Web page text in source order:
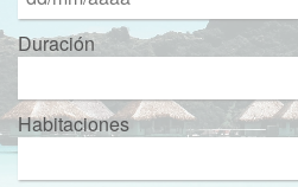
Duración
Habitaciones